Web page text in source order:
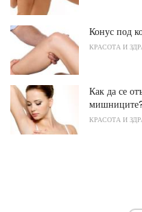
Конус под
КРАСОТА И
Как да се
КРАСОТА И